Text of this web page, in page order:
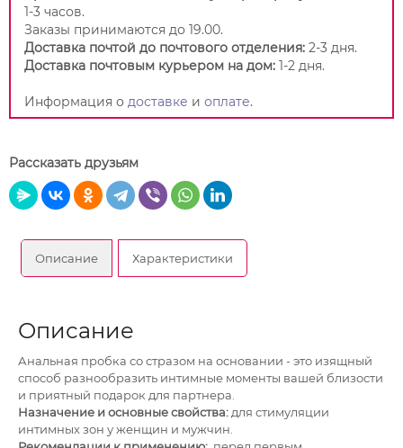
1-3 часов.
Заказы принимаются до 19.00.
Доставка почтой до почтового отделения: 2-3 дня.
Доставка почтовым курьером на дом: 1-2 дня.
Информация о доставке и оплате.
Рассказать друзьям
Описание Характеристики
Описание
Анальная пробка со стразом на основании - это изящный
способ разнообразить интимные моменты вашей близости
и приятный подарок для партнера.
Назначение и основные свойства:для стимуляции
интимных зон у женщин и мужчин.